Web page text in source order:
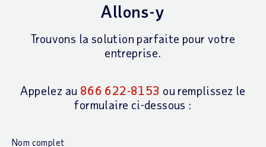
Allons-y
Trouvons la solution parfaite pour votre
entreprise.
Appelez au 866 622-8153 ou remplissez le
formulaire ci-dessous :
Nom complet